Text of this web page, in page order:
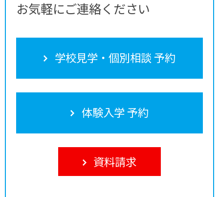
お気軽にご連絡ください
学校見学・個別相談 予約
体験入学 予約
資料請求